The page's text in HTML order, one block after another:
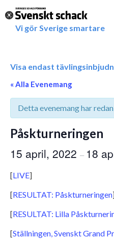
Vi gör Sverige smartare
Visa endast
« Alla Evenemang
Detta evenemang har
Påskturneringen
15 april, 2022 – 18
[LIVE]
[RESULTAT: Påskturneringen
[RESULTAT: Lilla
[Ställningen, Svenskt Grand